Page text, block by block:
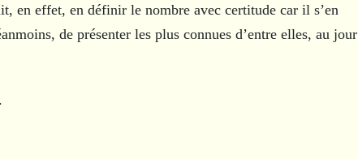
en effet, en définir le nombre avec certitude car il s’en
de présenter les plus con­nues d’entre elles, au jour